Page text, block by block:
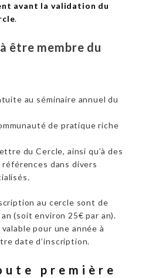
avant la validation du
.
être membre du
au séminaire annuel du
de pratique riche
du Cercle, ainsi qu’à des
dans divers
au cercle sont de
(soit environ 25€ par an).
valable pour une année à
date d’inscription.
première